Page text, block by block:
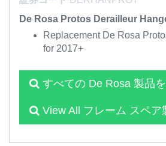
De Rosa Protos Derailleur
Replacement De Rosa
for 2017+
すべての De Rosa 製品
View All フレーム スペア